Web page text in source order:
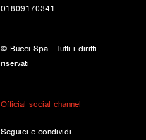
01809170341
© Bucci Spa - Tutti i diritti
riservati
Official social channel
Seguici e condividi